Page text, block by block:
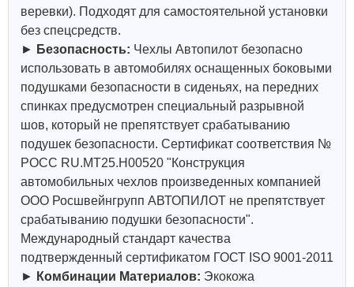
веревки). Подходят для самостоятельной установки
без спецсредств.
► Безопасность: Чехлы Автопилот безопасно
использовать в автомобилях оснащенных боковыми
подушками безопасности в сиденьях, на передних
спинках предусмотрен специальный разрывной
шов, который не препятствует срабатыванию
подушек безопасности. Сертификат соответствия №
РОСС RU.МТ25.Н00520 "Конструкция
автомобильных чехлов произведенных компанией
ООО Росшвейнгрупп АВТОПИЛОТ не препятствует
срабатыванию подушки безопасности".
Международный стандарт качества
подтвержденный сертификатом ГОСТ ISO 9001-2011
► Комбинации Материалов: Экокожа